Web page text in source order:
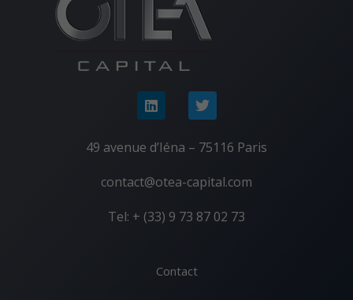
49 avenue d’Iéna – 75116 Paris
contact@otea-capital.com
Tel: + (33) 9 73 87 02 73
Contact